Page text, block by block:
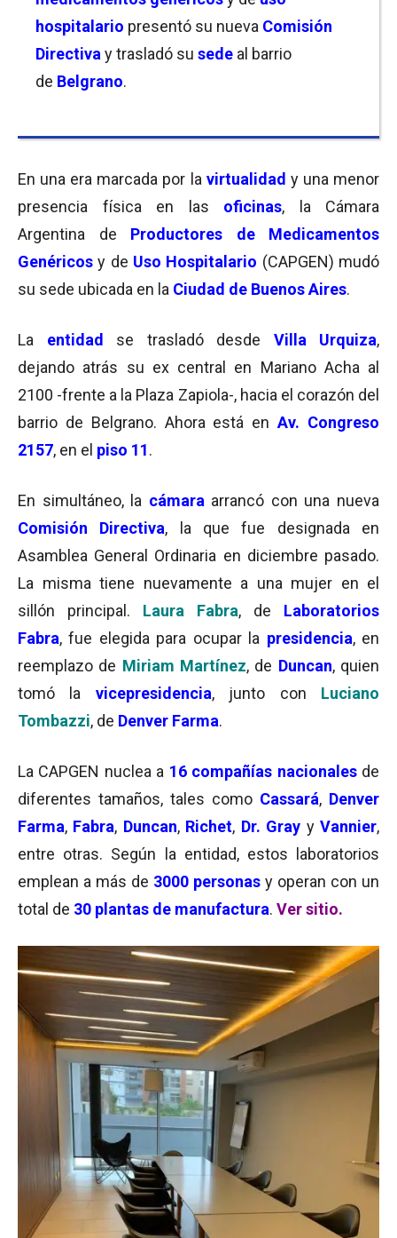
hospitalario presentó su nueva Comisión
Directiva y trasladó su sede al barrio
de Belgrano.
En una era marcada por la virtualidad y una menor
presencia física en las oficinas, la Cámara
Argentina de Productores de Medicamentos
Genéricos y de Uso Hospitalario (CAPGEN) mudó
su sede ubicada en la Ciudad de Buenos Aires.
La entidad se trasladó desde Villa Urquiza,
dejando atrás su ex central en Mariano Acha al
2100 -frente a la Plaza Zapiola-, hacia el corazón del
barrio de Belgrano. Ahora está enAv. Congreso
2157, en el piso 11.
En simultáneo, la cámara arrancó con una nueva
Comisión Directiva, la que fue designada en
Asamblea General Ordinaria en diciembre pasado.
La misma tiene nuevamente a una mujer en el
sillón principal. Laura Fabra, de Laboratorios
Fabra, fue elegida para ocupar la presidencia, en
reemplazo de Miriam Martínez, de Duncan, quien
tomó la vicepresidencia, junto con Luciano
Tombazzi, de Denver Farma.
La CAPGEN nuclea a 16 compañías nacionalesde
diferentes tamaños, tales como Cassará, Denver
Farma, Fabra, Duncan, Richet, Dr. Gray yVannier,
entre otras. Según la entidad, estos laboratorios
emplean a más de 3000 personas y operan con un
total de 30 plantas de manufactura. Ver sitio.